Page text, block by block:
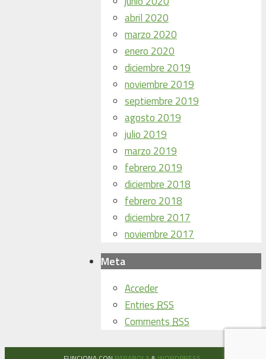
abril 2020
marzo 2020
enero 2020
diciembre 2019
noviembre 2019
septiembre 2019
agosto 2019
julio 2019
marzo 2019
febrero 2019
diciembre 2018
febrero 2018
diciembre 2017
noviembre 2017
Meta
Acceder
EntriesRSS
CommentsRSS